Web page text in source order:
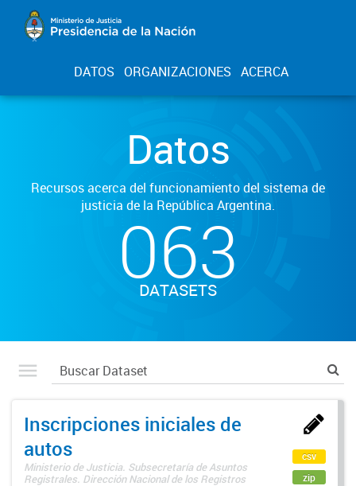
DATOS ORGANIZACIONES ACERCA
Datos
Recursos acerca del funcionamiento del sistema de
justicia de la República Argentina.
063
DATASETS
Inscripciones iniciales de
autos
Ministerio de Justicia. Subsecretaría de Asuntos
Registrales. Dirección Nacional de los Registros
csv
zip